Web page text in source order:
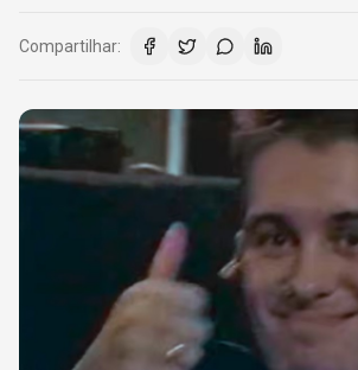
Compartilhar: